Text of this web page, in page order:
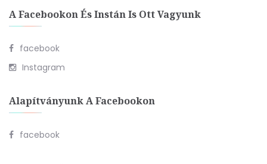
A Facebookon És Instán Is Ott Vagyunk
facebook
Instagram
Alapítványunk A Facebookon
facebook